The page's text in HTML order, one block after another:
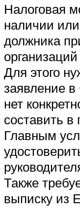
Налоговая
наличии или
должника
Для этого
заявление
нет
составить в
Главным
Также
выписку из